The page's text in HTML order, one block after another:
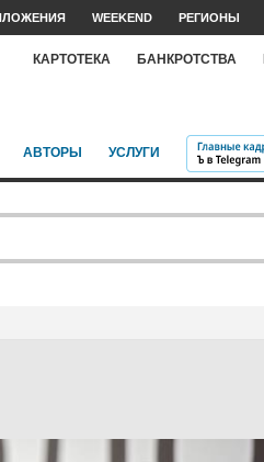
WEEKEND РЕГИОНЫ
КАРТОТЕКА БАНКРОТСТВА
АВТОРЫ УСЛУГИ